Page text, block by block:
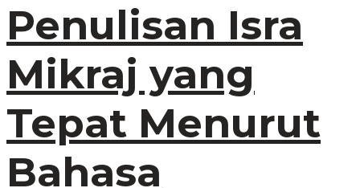
Penulisan Isra
Mikraj yang
Tepat Menurut
Bahasa